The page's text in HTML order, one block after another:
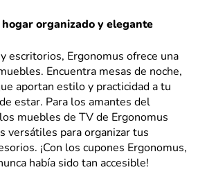
organizado y elegante
escritorios, Ergonomus ofrece una
Encuentra mesas de noche,
aportan estilo y practicidad a tu
estar. Para los amantes del
muebles de TV de Ergonomus
versátiles para organizar tus
¡Con los cupones Ergonomus,
había sido tan accesible!